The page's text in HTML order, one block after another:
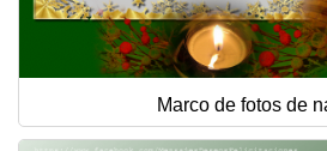
Marco de fotos de